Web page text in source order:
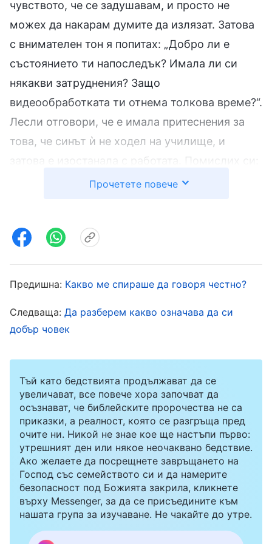
чувството, че се задушавам, и просто не
можех да накарам думите да излязат. Затова
с внимателен тон я попитах: „Добро ли е
състоянието ти напоследък? Имала ли си
някакви затруднения? Защо
видеообработката ти отнема толкова време?“.
Лесли отговори, че е имала притеснения за
това, че синът ѝ не ходел на училище, и
затова е изостанала с работата. Помислих си:
„Твърди, че изпитва трудности. Ако я
сурова и че се заяждам с нея? Ако
ѝ няколко утешителни думи и набързо
преминах през състоянието на дълга ѝ.
реално себепознание, тя продължи да е
нехайна в дълга си и в клиповете ѝ имаше
множество проблеми. Осъзнах, че
проблемите на Лесли са доста сериозни и че
ще трябва да бъде освободена, ако не
направи промени. Затова отново отидох при
нея да разговаряме. Мислех, че този път
определено ще изтъкна проблемите ѝ. Но
Прочетете повече
Предишна: Какво ме спираше да говоря честно?
Следваща: Да разберем какво означава да си
добър човек
Тъй като бедствията продължават да се
увеличават, все повече хора започват да
осъзнават, че библейските пророчества не са
приказки, а реалност, която се разгръща пред
очите ни. Никой не знае кое ще настъпи първо:
утрешният ден или някое неочаквано бедствие.
Ако желаете да посрещнете завръщането на
Господ със семейството си и да намерите
безопасност под Божията закрила, кликнете
върху Messenger, за да се присъедините към
нашата група за изучаване. Не чакайте до утре.